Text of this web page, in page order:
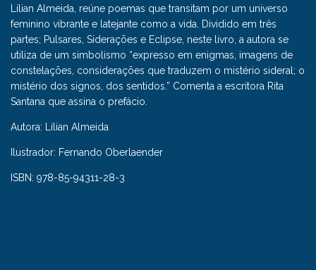
Lílian Almeida, reúne poemas que transitam por um universo
feminino vibrante e latejante como a vida. Dividido em três
partes; Pulsares, Siderações e Eclipse, neste livro, a autora se
utiliza de um simbolismo “expresso em enigmas, imagens de
constelações, considerações que traduzem o mistério sideral; o
mistério dos signos, dos sentidos.” Comenta a escritora Rita
Santana que assina o prefácio.
Autora: Lílian Almeida
Ilustrador: Fernando Oberlaender
ISBN: 978-85-94311-28-3